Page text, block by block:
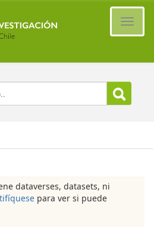
dataverses, datasets, ni
para ver si puede